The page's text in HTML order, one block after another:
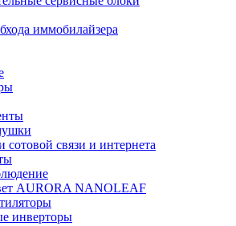
иммобилайзера
сотовой связи и интернета
AURORA NANOLEAF
инверторы